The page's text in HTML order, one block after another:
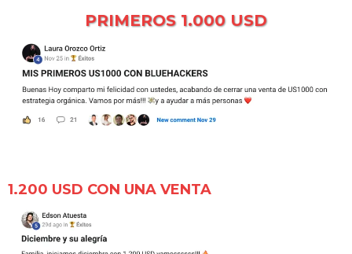
PRIMEROS 1.000 USD
1.200 USD CON UNA VENTA